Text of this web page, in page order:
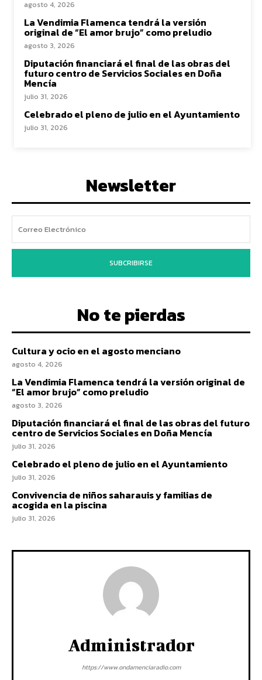
agosto 4, 2026
La Vendimia Flamenca tendrá la versión
original de “El amor brujo” como preludio
agosto 3, 2026
Diputación financiará el final de las obras del
futuro centro de Servicios Sociales en Doña
Mencía
julio 31, 2026
Celebrado el pleno de julio en el Ayuntamiento
julio 31, 2026
Newsletter
SUBCRIBIRSE
No te pierdas
Cultura y ocio en el agosto menciano
agosto 4, 2026
La Vendimia Flamenca tendrá la versión original de
“El amor brujo” como preludio
agosto 3, 2026
Diputación financiará el final de las obras del futuro
centro de Servicios Sociales en Doña Mencía
julio 31, 2026
Celebrado el pleno de julio en el Ayuntamiento
julio 31, 2026
Convivencia de niños saharauis y familias de
acogida en la piscina
julio 31, 2026
Administrador
https://www.ondamenciaradio.com